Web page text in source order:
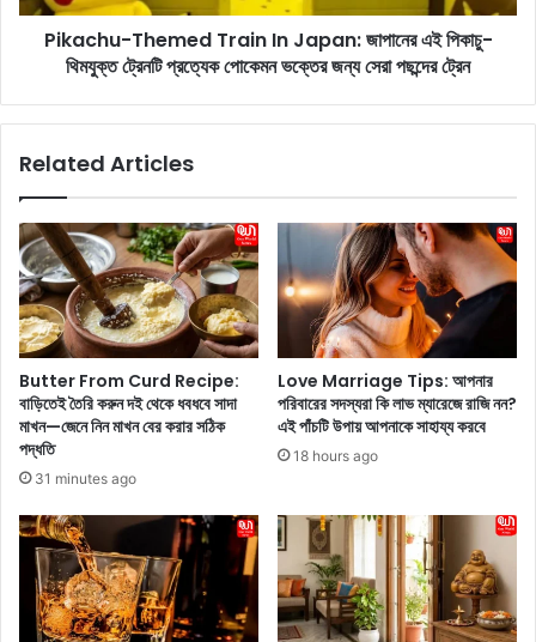
:
পা
লা
থে
কে
এ
পা
র
বাং
লা
,
ই
বাং
লা
T
T
i
n
I
n
J
p
a
n
:
পা
নে
Pikachu-Themed Train In Japan: জাপানের এই পিকাচু-
থিমযুক্ত ট্রেনটি প্রত্যেক পোকেমন ভক্তের জন্য সেরা পছন্দের ট্রেন
Related Articles
Butter From Curd Recipe:
বাড়িতেই তৈরি করুন দই থেকে ধবধবে সাদা
মাখন—জেনে নিন মাখন বের করার সঠিক
পদ্ধতি
31 minutes ago
Love Marriage Tips: আপনার
পরিবারের সদস্যরা কি লাভ ম্যারেজে রাজি নন?
এই পাঁচটি উপায় আপনাকে সাহায্য করবে
18 hours ago